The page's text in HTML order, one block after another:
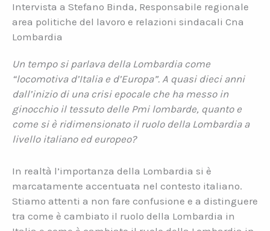
Intervista a Stefano Binda, Responsabile regionale
area politiche del lavoro e relazioni sindacali Cna
Lombardia
Un tempo si parlava della Lombardia come
“locomotiva d’Italia e d’Europa”. A quasi dieci anni
dall’inizio di una crisi epocale che ha messo in
ginocchio il tessuto delle Pmi lombarde, quanto e
come si è ridimensionato il ruolo della Lombardia a
livello italiano ed europeo?
In realtà l’importanza della Lombardia si è
marcatamente accentuata nel contesto italiano.
Stiamo attenti a non fare confusione e a distinguere
tra come è cambiato il ruolo della Lombardia in